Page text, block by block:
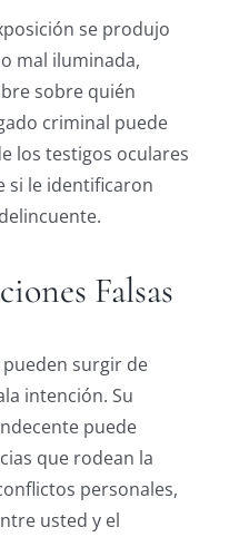
se produjo
mal iluminada,
sobre quién
criminal puede
los testigos oculares
si le identificaron
Falsas
pueden surgir de
intención. Su
puede
que rodean la
personales,
usted y el